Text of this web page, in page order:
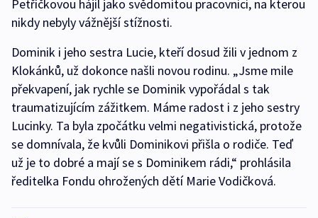
Petříčkovou hájil jako svědomitou pracovnici, na kterou
nikdy nebyly vážnější stížnosti.
Dominik i jeho sestra Lucie, kteří dosud žili v jednom z
Klokánků, už dokonce našli novou rodinu. „Jsme mile
překvapení, jak rychle se Dominik vypořádal s tak
traumatizujícím zážitkem. Máme radost i z jeho sestry
Lucinky. Ta byla zpočátku velmi negativistická, protože
se domnívala, že kvůli Dominikovi přišla o rodiče. Teď
už je to dobré a mají se s Dominikem rádi,“ prohlásila
ředitelka Fondu ohrožených dětí Marie Vodičková.